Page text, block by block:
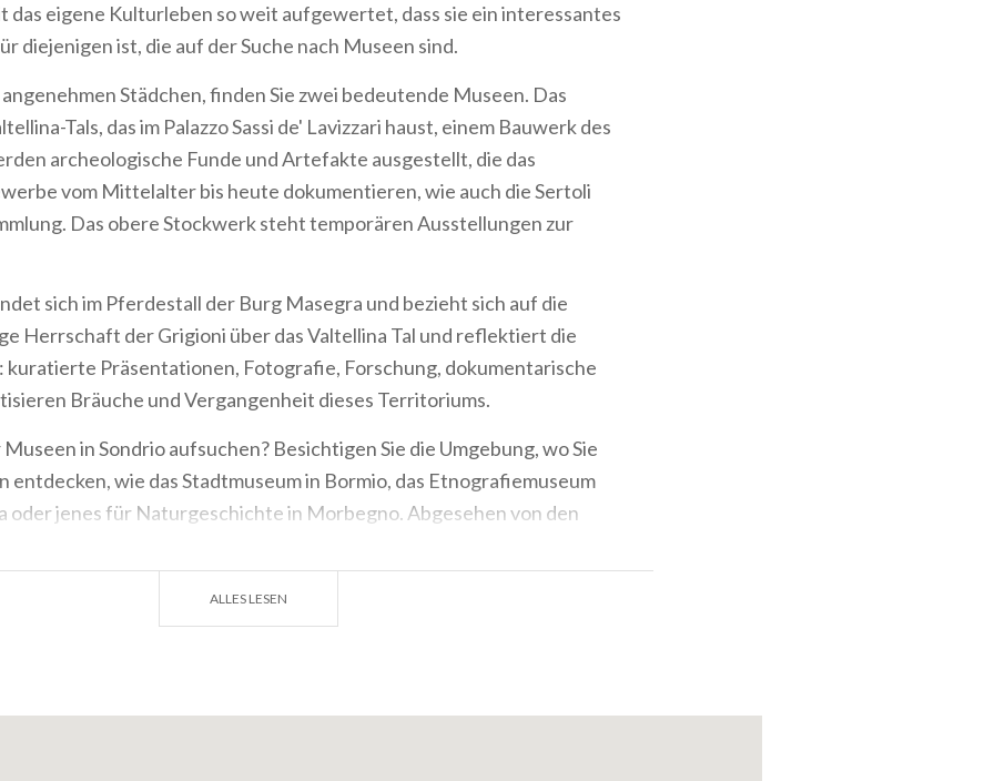
das eigene Kulturleben so weit aufgewertet, dass sie ein interessantes
diejenigen ist, die auf der Suche nach Museen sind.
angenehmen Städchen, finden Sie zwei bedeutende Museen. Das
Tals, das im Palazzo Sassi de' Lavizzari haust, einem Bauwerk des
archeologische Funde und Artefakte ausgestellt, die das
vom Mittelalter bis heute dokumentieren, wie auch die Sertoli
Das obere Stockwerk steht temporären Ausstellungen zur
sich im Pferdestall der Burg Masegra und bezieht sich auf die
Herrschaft der Grigioni über das Valtellina Tal und reflektiert die
Präsentationen, Fotografie, Forschung, dokumentarische
Bräuche und Vergangenheit dieses Territoriums.
in Sondrio aufsuchen? Besichtigen Sie die Umgebung, wo Sie
entdecken, wie das Stadtmuseum in Bormio, das Etnografiemuseum
oder jenes für Naturgeschichte in Morbegno. Abgesehen von den
der Rupe Magna zu besichtigen!
ALLES LESEN